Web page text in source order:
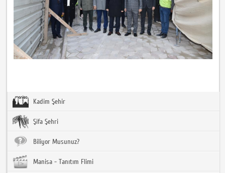
Kadim Şehir
Şifa Şehri
Biliyor Musunuz?
Manisa - Tanıtım Flimi